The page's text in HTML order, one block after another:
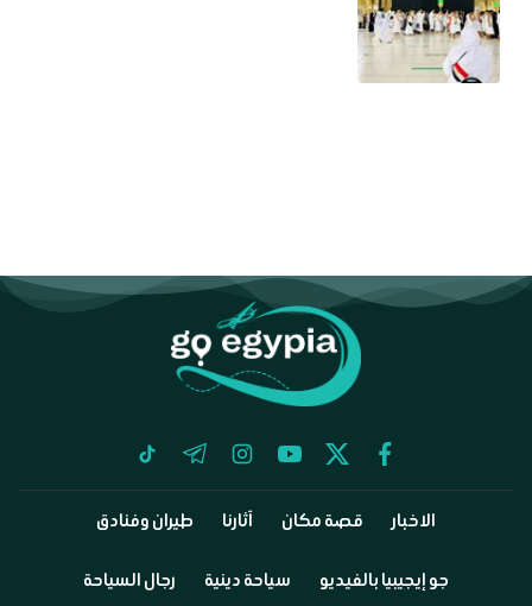
facebook
twitter
youtube
instagram
telegram
tiktok
الاخبار قصة مكان آثارنا طيران وفنادق
جو إيجيبيا بالفيديو سياحة دينية رجال السياحة